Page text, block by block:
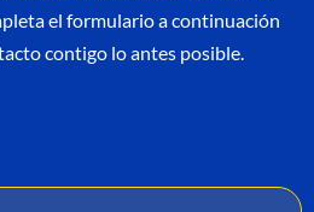
el formulario a continuación
contigo lo antes posible.